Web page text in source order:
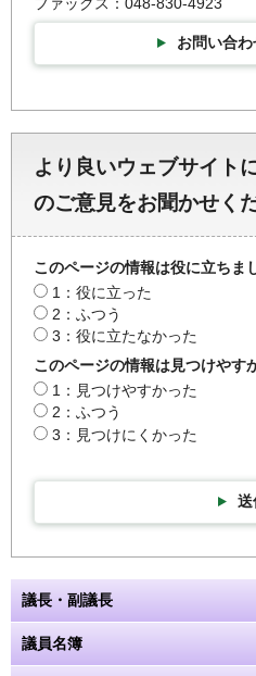
ファックス：048-830-4923
お問い合
より良いウェブサイト
のご意見をお聞かせく
このページの情報は役に立ちま
1：役に立った
2：ふつう
3：役に立たなかった
このページの情報は見つけやす
1：見つけやすかった
2：ふつう
3：見つけにくかった
送
議長・副議長
議員名簿